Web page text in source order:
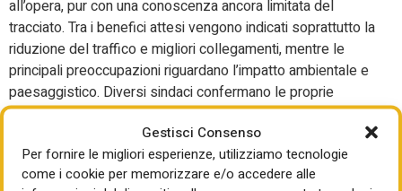
Gestisci Consenso
Per fornire le migliori esperienze, utilizziamo tecnologie
come i cookie per memorizzare e/o accedere alle
all’opera, pur con una conoscenza ancora limitata del
tracciato. Tra i benefici attesi vengono indicati soprattutto la
riduzione del traffico e migliori collegamenti, mentre le
principali preoccupazioni riguardano l’impatto ambientale e
paesaggistico. Diversi sindaci confermano le proprie
perplessità sul progetto. Il presidente di Autostrade
Bergamasche Antonio Sala annuncia una nuova fase di
comunicazione sul territorio. Il progetto è ora all’esame del
Ministero dell’Ambiente.